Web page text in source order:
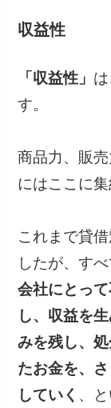
収益性
「収益性」
す。
商品力、販
にはここに集
これまで貸
したが、す
会社にとっ
し、収益を
みを残し、
たお金を、
していく 、